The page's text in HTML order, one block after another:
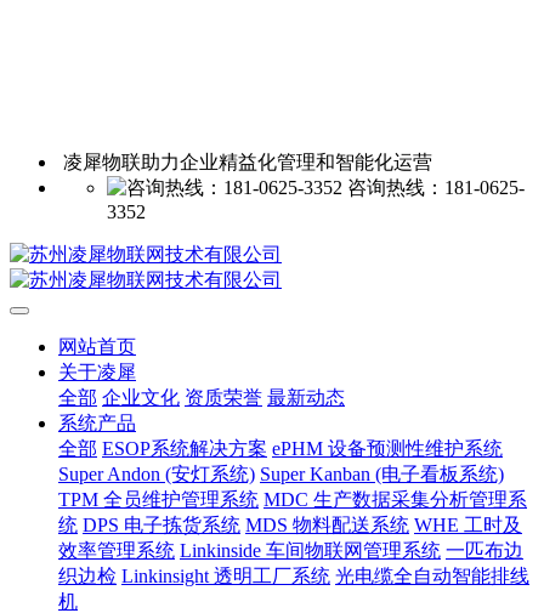
凌犀物联助力企业精益化管理和智能化运营
咨询热线：181-0625-
3352
网站首页
关于凌犀
全部 企业文化 资质荣誉 最新动态
系统产品
全部 ESOP系统解决方案 ePHM 设备预测性维护系统
Super Andon (安灯系统) Super Kanban (电子看板系统)
TPM 全员维护管理系统 MDC 生产数据采集分析管理系
统 DPS 电子拣货系统 MDS 物料配送系统 WHE 工时及
效率管理系统 Linkinside 车间物联网管理系统 一匹布边
织边检 Linkinsight 透明工厂系统 光电缆全自动智能排线
机